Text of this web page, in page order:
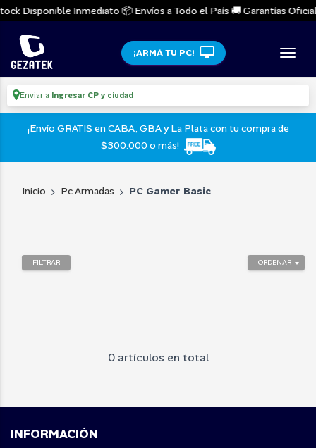
Disponible Inmediato 📦 Envíos a Todo el País 🚚 Garantías
¡ARMÁ TU PC!
Enviar a Ingresar CP y ciudad
¡Envío GRATIS en CABA, GBA y La Plata con tu compra de
$300.000 o más!
Inicio Pc Armadas PC Gamer Basic
ORDENAR
FILTRAR
0 artículos en total
INFORMACIÓN